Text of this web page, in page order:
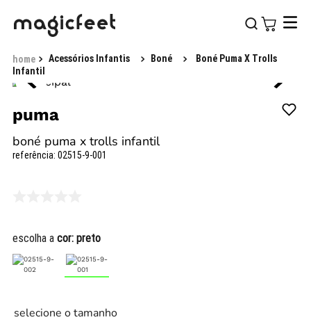
Acessórios Infantis Boné
Boné Puma X Trolls
Infantil
puma
boné puma x trolls infantil
referência: 02515-9-001
escolha a cor: preto
selecione o tamanho